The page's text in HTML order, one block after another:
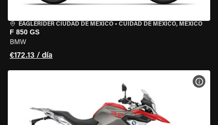
EAGLERIDER CIUDAD DE MÉXICO • CUIDAD DE MEXICO, MEXICO
F 850 GS
BMW
€172.13 / día
VER